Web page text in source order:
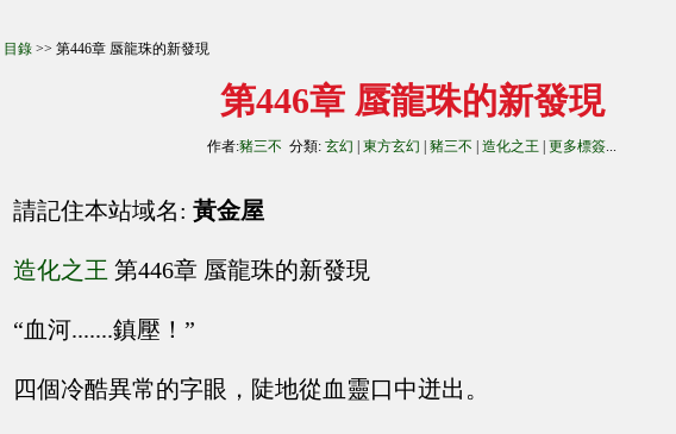
目錄 >> 第446章 蜃龍珠的新發現
第446章 蜃龍珠的新發現
作者:豬三不 分類: 玄幻 東方玄幻 豬三不 造化之王 更多標簽...
請記住本站域名: 黃金屋
造化之王 第446章 蜃龍珠的新發現
“血河.......鎮壓！”
四個冷酷異常的字眼，陡地從血靈口中迸出。